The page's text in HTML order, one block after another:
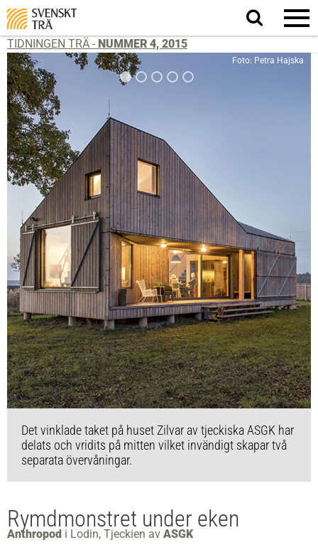
Sök
på
TIDNINGEN TRÄ - NUMMER 4, 2015
Foto: Petra Hajska
Det vinklade taket på huset Zilvar av tjeckiska ASGK har
delats och vridits på mitten vilket invändigt skapar två
separata övervåningar.
Rymdmonstret under eken
Anthropod i Lodin, Tjeckien av ASGK